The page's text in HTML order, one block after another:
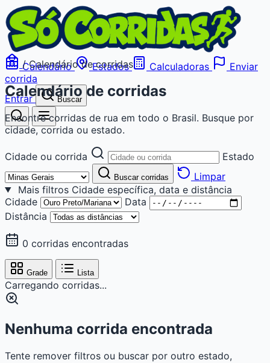
Calendário Estados Calculadoras
Enviar
corrida
Entrar
Buscar
/ Calendário de corridas
Calendário de corridas
Encontre corridas de rua em todo o Brasil. Busque por
cidade, corrida ou estado.
Cidade ou corrida Estado
Buscar corridas
Limpar
Mais filtros Cidade específica, data e distância
Cidade
Data
Distância
0 corridas encontradas
Grade Lista
Carregando corridas...
Nenhuma corrida encontrada
Tente remover filtros ou buscar por outro estado,